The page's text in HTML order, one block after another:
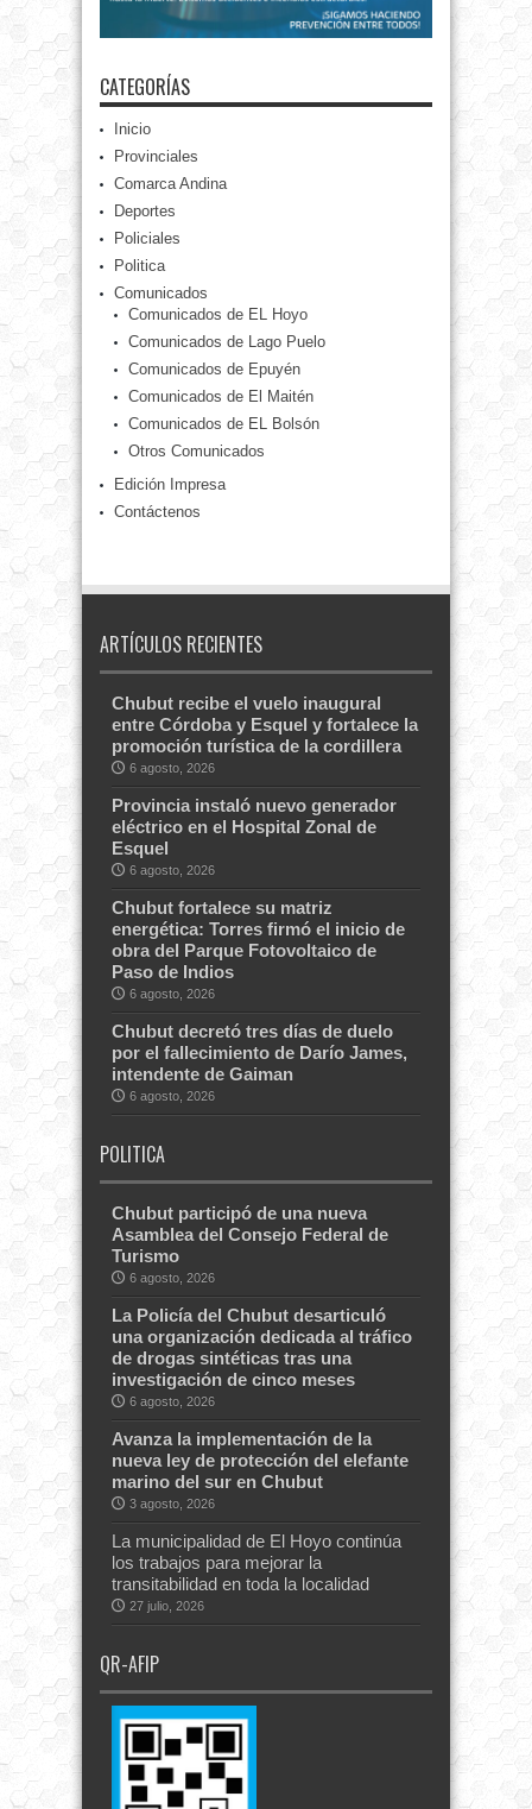
CATEGORÍAS
Inicio
Provinciales
Comarca Andina
Deportes
Policiales
Politica
Comunicados
Comunicados de EL Hoyo
Comunicados de Lago Puelo
Comunicados de Epuyén
Comunicados de El Maitén
Comunicados de EL Bolsón
Otros Comunicados
Edición Impresa
Contáctenos
ARTÍCULOS RECIENTES
Chubut recibe el vuelo inaugural
entre Córdoba y Esquel y fortalece la
promoción turística de la cordillera
6 agosto, 2026
Provincia instaló nuevo generador
eléctrico en el Hospital Zonal de
Esquel
6 agosto, 2026
Chubut fortalece su matriz
energética: Torres firmó el inicio de
obra del Parque Fotovoltaico de
Paso de Indios
6 agosto, 2026
Chubut decretó tres días de duelo
por el fallecimiento de Darío James,
intendente de Gaiman
6 agosto, 2026
POLITICA
Chubut participó de una nueva
Asamblea del Consejo Federal de
Turismo
6 agosto, 2026
La Policía del Chubut desarticuló
una organización dedicada al tráfico
de drogas sintéticas tras una
investigación de cinco meses
6 agosto, 2026
Avanza la implementación de la
nueva ley de protección del elefante
marino del sur en Chubut
3 agosto, 2026
La municipalidad de El Hoyo continúa
los trabajos para mejorar la
transitabilidad en toda la localidad
27 julio, 2026
QR-AFIP